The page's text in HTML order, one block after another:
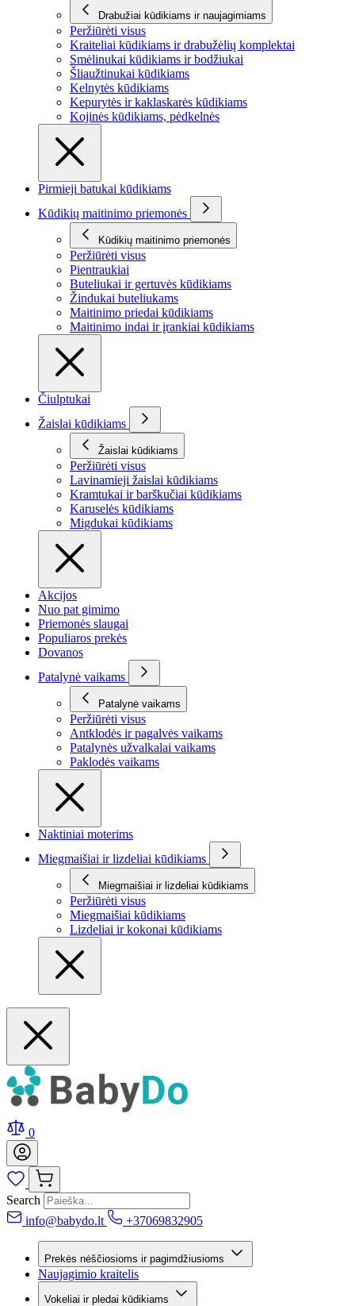
Drabužiai kūdikiams ir naujagimiams
Peržiūrėti visus
Kraiteliai kūdikiams ir drabužėlių komplektai
Smėlinukai kūdikiams ir bodžiukai
Šliaužtinukai kūdikiams
Kelnytės kūdikiams
Kepurytės ir kaklaskarės kūdikiams
Kojinės kūdikiams, pėdkelnės
Pirmieji batukai kūdikiams
Kūdikių maitinimo priemonės
Kūdikių maitinimo priemonės
Peržiūrėti visus
Pientraukiai
Buteliukai ir gertuvės kūdikiams
Žindukai buteliukams
Maitinimo priedai kūdikiams
Maitinimo indai ir įrankiai kūdikiams
Čiulptukai
Žaislai kūdikiams
Žaislai kūdikiams
Peržiūrėti visus
Lavinamieji žaislai kūdikiams
Kramtukai ir barškučiai kūdikiams
Karuselės kūdikiams
Migdukai kūdikiams
Akcijos
Nuo pat gimimo
Priemonės slaugai
Populiaros prekės
Dovanos
Patalynė vaikams
Patalynė vaikams
Peržiūrėti visus
Antklodės ir pagalvės vaikams
Patalynės užvalkalai vaikams
Paklodės vaikams
Naktiniai moterims
Miegmaišiai ir lizdeliai kūdikiams
Miegmaišiai ir lizdeliai kūdikiams
Peržiūrėti visus
Miegmaišiai kūdikiams
Lizdeliai ir kokonai kūdikiams
0
Search
info@babydo.lt
+37069832905
Prekės nėščiosioms ir pagimdžiusioms
Naujagimio kraitelis
Vokeliai ir pledai kūdikiams